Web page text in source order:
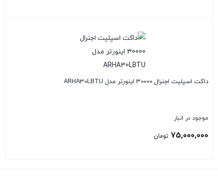
داکت اسپلیت اجنرال 30000 اینورتر مدل ARHA30LBTU
موجود در انبار
75,000,000 تومان